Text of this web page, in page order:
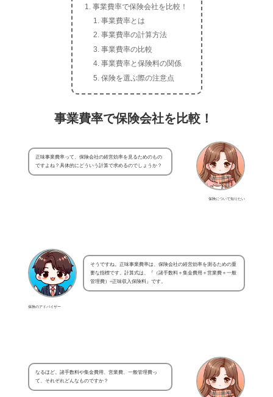
事業費率で保険会社を比較！
事業費率とは
事業費率の計算方法
事業費率の比較
事業費率と保険料の関係
保険を選ぶ際の注意点
事業費率で保険会社を比較！
保険について知りたい
正味事業費率って、保険会社の経営効率を見るためのもの
ですよね？具体的にどういう計算で求めるのでしょうか？
保険のアドバイザー
そうですね。正味事業費率は、保険会社の経営効率を測るための重
要な指標です。計算式は、『（諸手数料＋集金費用＋営業費＋一般
管理費）÷正味収入保険料』です。
なるほど。諸手数料や集金費用、営業費、一般管理費っ
て、それぞれどんなものですか？